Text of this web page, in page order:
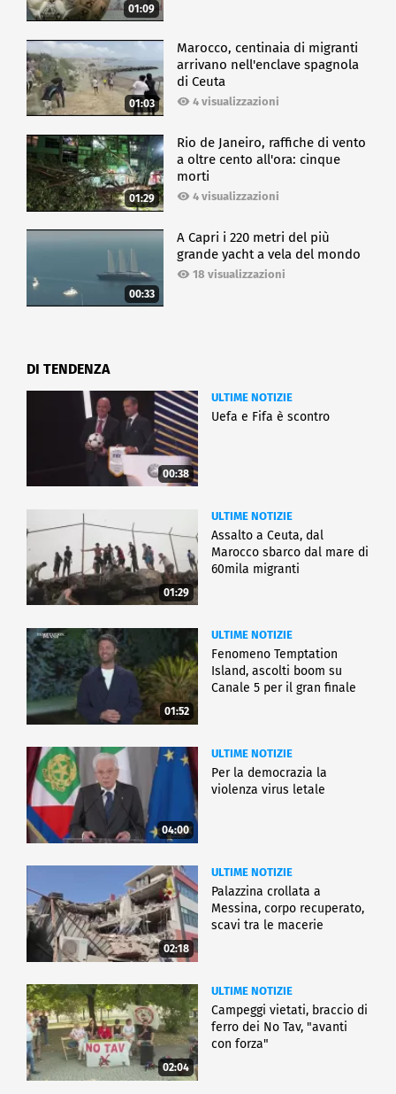
01:09
01:03
Marocco, centinaia di migranti
arrivano nell'enclave spagnola
di Ceuta
4 visualizzazioni
01:29
Rio de Janeiro, raffiche di vento
a oltre cento all'ora: cinque
morti
4 visualizzazioni
00:33
A Capri i 220 metri del più
grande yacht a vela del mondo
18 visualizzazioni
DI TENDENZA
00:38
ULTIME NOTIZIE
Uefa e Fifa è scontro
01:29
ULTIME NOTIZIE
Assalto a Ceuta, dal
Marocco sbarco dal mare di
60mila migranti
01:52
ULTIME NOTIZIE
Fenomeno Temptation
Island, ascolti boom su
Canale 5 per il gran finale
04:00
ULTIME NOTIZIE
Per la democrazia la
violenza virus letale
02:18
ULTIME NOTIZIE
Palazzina crollata a
Messina, corpo recuperato,
scavi tra le macerie
02:04
ULTIME NOTIZIE
Campeggi vietati, braccio di
ferro dei No Tav, "avanti
con forza"